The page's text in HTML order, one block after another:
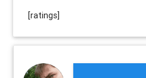
[ratings]